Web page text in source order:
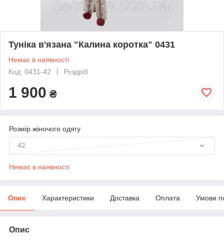
Туніка в'язана "Калина коротка" 0431
Немає в наявності
Код: 0431-42
Роздріб
1 900 ₴
Розмір жіночого одягу
42
Немає в наявності
Опис Характеристики Доставка Оплата Умови
Опис